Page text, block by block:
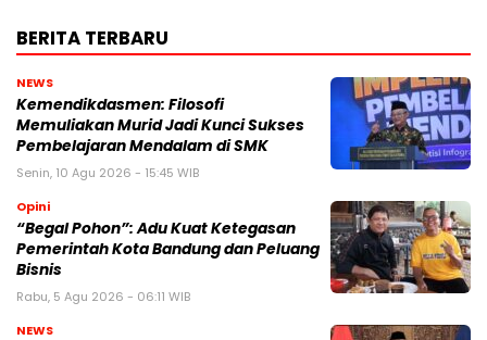
BERITA TERBARU
NEWS
Kemendikdasmen: Filosofi
Memuliakan Murid Jadi Kunci Sukses
Pembelajaran Mendalam di SMK
Senin, 10 Agu 2026 - 15:45 WIB
Opini
“Begal Pohon”: Adu Kuat Ketegasan
Pemerintah Kota Bandung dan Peluang
Bisnis
Rabu, 5 Agu 2026 - 06:11 WIB
NEWS